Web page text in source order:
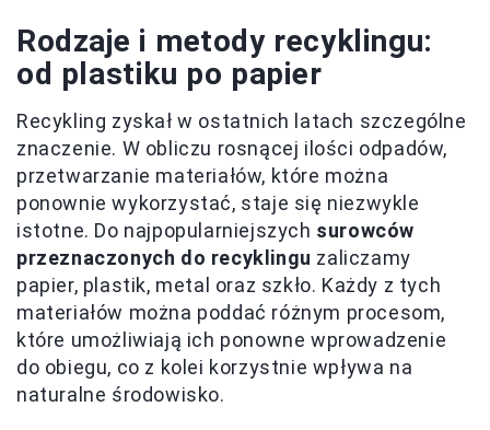
Rodzaje i metody recyklingu:
od plastiku po papier
Recykling zyskał w ostatnich latach szczególne
znaczenie. W obliczu rosnącej ilości odpadów,
przetwarzanie materiałów, które można
ponownie wykorzystać, staje się niezwykle
istotne. Do najpopularniejszych surowców
przeznaczonych do recyklingu zaliczamy
papier, plastik, metal oraz szkło. Każdy z tych
materiałów można poddać różnym procesom,
które umożliwiają ich ponowne wprowadzenie
do obiegu, co z kolei korzystnie wpływa na
naturalne środowisko.